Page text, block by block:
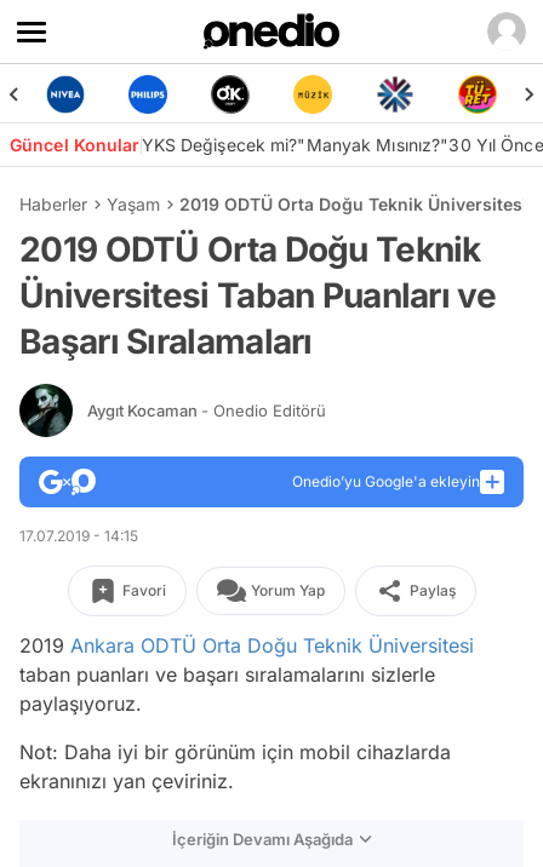
Güncel KonularYKS Değişecek mi?"Manyak Mısınız?"30 Yıl
Haberler Yaşam 2019 ODTÜ Orta Doğu Teknik Üniversitesi
2019 ODTÜ Orta Doğu Teknik
Üniversitesi Taban Puanları ve
Başarı Sıralamaları
Aygıt Kocaman - Onedio Editörü
Onedio’yu Google'a ekleyin
17.07.2019 - 14:15
Favori Yorum Yap Paylaş
2019 Ankara ODTÜ Orta Doğu Teknik Üniversitesi
taban puanları ve başarı sıralamalarını sizlerle
paylaşıyoruz.
Not: Daha iyi bir görünüm için mobil cihazlarda
ekranınızı yan çeviriniz.
İçeriğin Devamı Aşağıda